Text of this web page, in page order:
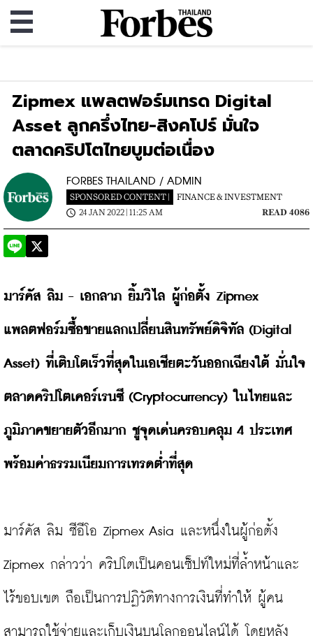
Zipmex แพลตฟอร์มเทรด Digital
Asset ลูกครึ่งไทย-สิงคโปร์ มั่นใจ
ตลาดคริปโตไทยบูมต่อเนื่อง
FORBES THAILAND / ADMIN
SPONSORED CONTENT |
FINANCE & INVESTMENT
24 JAN 2022 | 11:25 AM
READ 4086
มาร์คัส ลิม - เอกลาภ ยิ้มวิไล ผู้ก่อตั้ง Zipmex
แพลตฟอร์มซื้อขายแลกเปลี่ยนสินทรัพย์ดิจิทัล (Digital
Asset) ที่เติบโตเร็วที่สุดในเอเชียตะวันออกเฉียงใต้ มั่นใจ
ตลาดคริปโตเคอร์เรนซี (Cryptocurrency) ในไทยและ
ภูมิภาคขยายตัวอีกมาก ชูจุดเด่นครอบคลุม 4 ประเทศ
พร้อมค่าธรรมเนียมการเทรดต่ำที่สุด
มาร์คัส ลิม ซีอีโอ Zipmex Asia และหนึ่งในผู้ก่อตั้ง
Zipmex กล่าวว่า คริปโตเป็นคอนเซ็ปท์ใหม่ที่ล้ำหน้าและ
ไร้ขอบเขต ถือเป็นการปฏิวัติทางการเงินที่ทำให้ ผู้คน
สามารถใช้จ่ายและเก็บเงินบนโลกออนไลน์ได้ โดยหลัง